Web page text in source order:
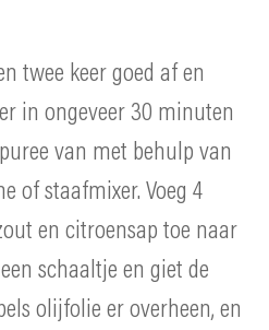
twee keer goed af en
in ongeveer 30 minuten
van met behulp van
of staafmixer. Voeg 4
en citroensap toe naar
schaaltje en giet de
olijfolie er overheen, en